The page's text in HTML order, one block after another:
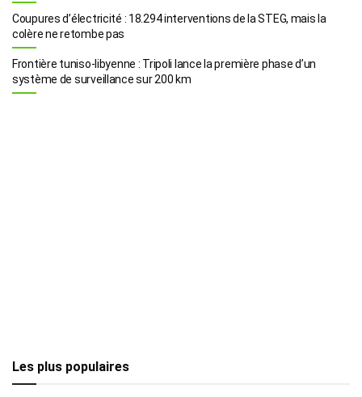
Coupures d’électricité : 18.294 interventions de la STEG, mais la
colère ne retombe pas
Frontière tuniso-libyenne : Tripoli lance la première phase d’un
système de surveillance sur 200 km
Les plus populaires